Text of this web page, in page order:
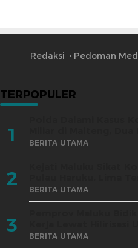
Redaksi Pedoman
TERPOPULER
1 BERITA UTAMA
2 BERITA UTAMA
3 BERITA UTAMA